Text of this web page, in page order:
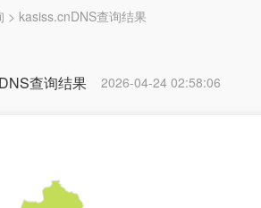
> kasiss.cnDNS查询结果
DNS查询结果 2026-04-24 02:58:06